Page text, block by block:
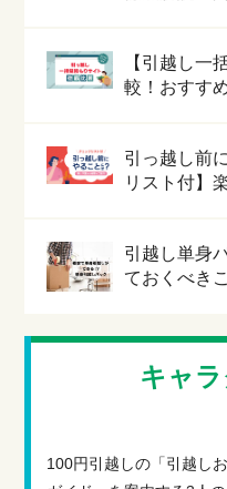
【引越し一
較！おすす
引っ越し前
リスト付】
引越し単身
ておくべき
キャ
100円引越しの「引越し